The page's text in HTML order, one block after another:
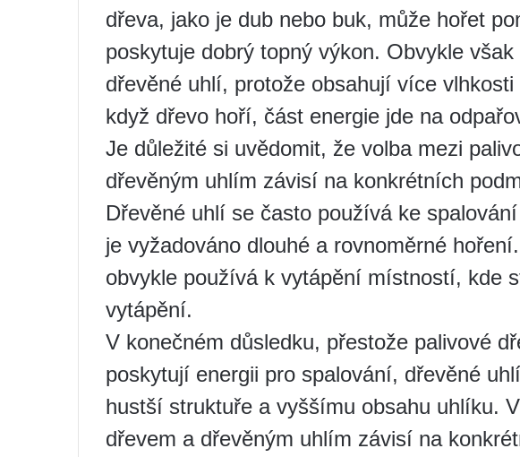
dřeva, jako je dub nebo buk, může hořet
poskytuje dobrý topný výkon. Obvykle
dřevěné uhlí, protože obsahují více
když dřevo hoří, část energie jde na
Je důležité si uvědomit, že volba mezi
dřevěným uhlím závisí na konkrétních
Dřevěné uhlí se často používá ke
je vyžadováno dlouhé a rovnoměrné
obvykle používá k vytápění místností, kde
vytápění.
V konečném důsledku, přestože palivové
poskytují energii pro spalování, dřevěné
hustší struktuře a vyššímu obsahu uhlíku.
dřevem a dřevěným uhlím závisí na